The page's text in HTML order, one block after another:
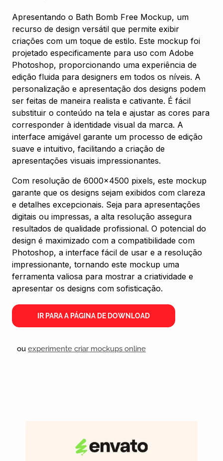
Apresentando o Bath Bomb Free Mockup, um
recurso de design versátil que permite exibir
criações com um toque de estilo. Este mockup foi
projetado especificamente para uso com Adobe
Photoshop, proporcionando uma experiência de
edição fluida para designers em todos os níveis. A
personalização e apresentação dos designs podem
ser feitas de maneira realista e cativante. É fácil
substituir o conteúdo na tela e ajustar as cores para
corresponder à identidade visual da marca. A
interface amigável garante um processo de edição
suave e intuitivo, facilitando a criação de
apresentações visuais impressionantes.
Com resolução de 6000×4500 pixels, este mockup
garante que os designs sejam exibidos com clareza
e detalhes excepcionais. Seja para apresentações
digitais ou impressas, a alta resolução assegura
resultados de qualidade profissional. O potencial do
design é maximizado com a compatibilidade com
Photoshop, a interface fácil de usar e a resolução
impressionante, tornando este mockup uma
ferramenta valiosa para mostrar a criatividade e
apresentar os designs com sofisticação.
IR PARA A PÁGINA DE DOWNLOAD
ou experimente criar mockups online